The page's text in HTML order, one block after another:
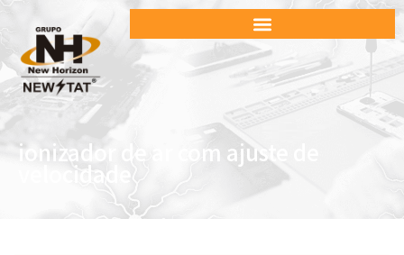
ionizador de ar com ajuste de
velocidade